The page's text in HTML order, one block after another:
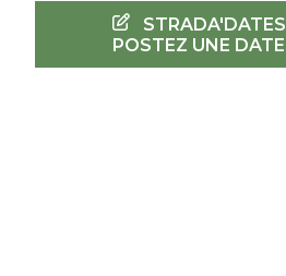
STRADA'DATES
POSTEZ UNE DATE